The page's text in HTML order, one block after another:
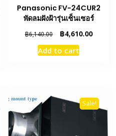
Panasonic FV-24CUR2
พัดลมฝังฝ้ารุ่นเซ็นเซอร์
฿6,140.00
Original
price
was:
฿4,610.00Current
Add to cart
Sale!